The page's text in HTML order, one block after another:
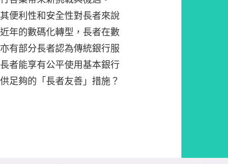
便利性和安全性對長者來說
年的數碼化轉型，長者在數
有部分長者認為傳統銀行服
者能享有公平使用基本銀行
足夠的「長者友善」措施？